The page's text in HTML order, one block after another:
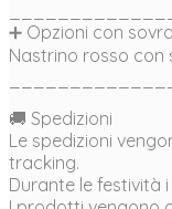
➕ Opzioni con
Nastrino rosso con
🚚 Spedizioni
Le spedizioni
tracking.
Durante le festività